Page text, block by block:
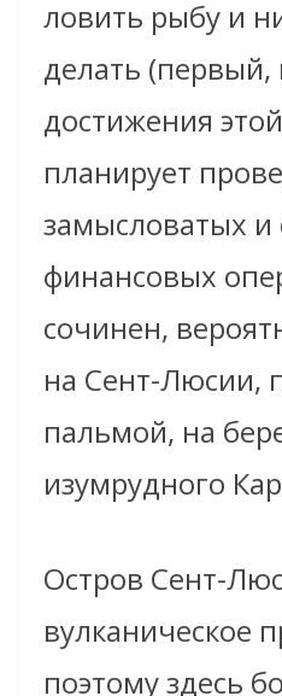
ловить рыбу и
делать (первый,
достижения
планирует
замысловатых
финансовых
сочинен,
на Сент-Люсии,
пальмой, на
изумрудного
Остров Сент-
вулканическое
поэтому здесь